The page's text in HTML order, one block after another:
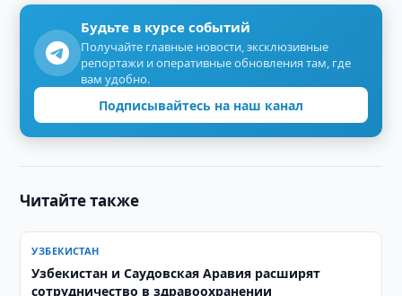
Будьте в курсе событий
Получайте главные новости, эксклюзивные
репортажи и оперативные обновления там, где
вам удобно.
Подписывайтесь на наш канал
Читайте также
УЗБЕКИСТАН
Узбекистан и Саудовская Аравия расширят
сотрудничество в здравоохранении